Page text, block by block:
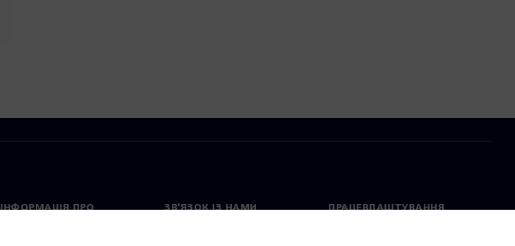
ІНФОРМАЦІЯ ПРО
ЗВ'ЯЗОК ІЗ НАМИ ПРАЦЕВЛАШТУВАННЯ